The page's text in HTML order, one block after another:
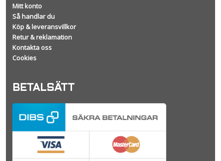
Mitt konto
Så handlar du
Köp & leveransvillkor
Retur & reklamation
Kontakta oss
Cookies
BETALSÄTT